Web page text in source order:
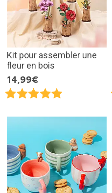
Kit pour assembler une
fleur en bois
14,99€